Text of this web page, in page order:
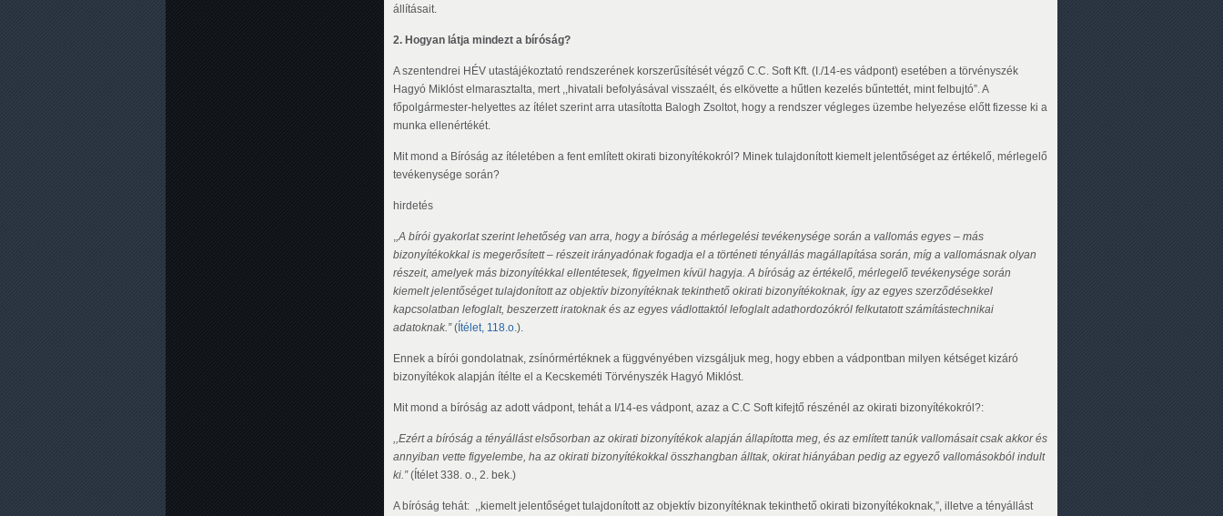
állításait.
2. Hogyan látja mindezt a bíróság?
A szentendrei HÉV utastájékoztató rendszerének korszerűsítését végző C.C. Soft Kft. (I./14-es vádpont) esetében a törvényszék
Hagyó Miklóst elmarasztalta, mert ,,hivatali befolyásával visszaélt, és elkövette a hűtlen kezelés bűntettét, mint felbujtó”. A
főpolgármester-helyettes az ítélet szerint arra utasította Balogh Zsoltot, hogy a rendszer végleges üzembe helyezése előtt fizesse ki a
munka ellenértékét.
Mit mond a Bíróság az ítéletében a fent említett okirati bizonyítékokról? Minek tulajdonított kiemelt jelentőséget az értékelő, mérlegelő
tevékenysége során?
hirdetés
,A bírói gyakorlat szerint lehetőség van arra, hogy a bíróság a mérlegelési tevékenysége során a vallomás egyes – más
bizonyítékokkal is megerősített – részeit irányadónak fogadja el a történeti tényállás magállapítása során, míg a vallomásnak olyan
részeit, amelyek más bizonyítékkal ellentétesek, figyelmen kívül hagyja. A bíróság az értékelő, mérlegelő tevékenysége során
kiemelt jelentőséget tulajdonított az objektív bizonyítéknak tekinthető okirati bizonyítékoknak, így az egyes szerződésekkel
kapcsolatban lefoglalt, beszerzett iratoknak és az egyes vádlottaktól lefoglalt adathordozókról felkutatott számítástechnikai
adatoknak.”(Ítélet, 118.o. ).
Ennek a bírói gondolatnak, zsínórmértéknek a függvényében vizsgáljuk meg, hogy ebben a vádpontban milyen kétséget kizáró
bizonyítékok alapján ítélte el a Kecskeméti Törvényszék Hagyó Miklóst.
Mit mond a bíróság az adott vádpont, tehát a I/14-es vádpont, azaz a C.C Soft kifejtő részénél az okirati bizonyítékokról?:
,,Ezért a bíróság a tényállást elsősorban az okirati bizonyítékok alapján állapította meg, és az említett tanúk vallomásait csak akkor és
annyiban vette figyelembe, ha az okirati bizonyítékokkal összhangban álltak, okirat hiányában pedig az egyező vallomásokból indult
ki.”(Ítélet 338. o., 2. bek.)
A bíróság tehát: ,,kiemelt jelentőséget tulajdonított az objektív bizonyítéknak tekinthető okirati bizonyítékoknak,”, illetve a tényállást